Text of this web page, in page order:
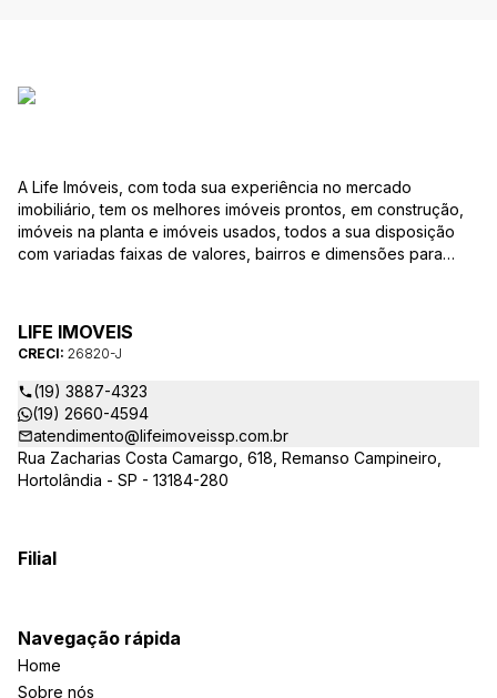
A Life Imóveis, com toda sua experiência no mercado
imobiliário, tem os melhores imóveis prontos, em construção,
imóveis na planta e imóveis usados, todos a sua disposição
com variadas faixas de valores, bairros e dimensões para
as suas dúvidas sobre casas, apartamentos, terrenos, salas
comerciais e outros produtos imobiliários.
LIFE IMOVEIS
CRECI: 26820-J
(19) 3887-4323
(19) 2660-4594
atendimento@lifeimoveissp.com.br
Rua Zacharias Costa Camargo, 618, Remanso Campineiro,
Hortolândia - SP - 13184-280
Filial
Navegação rápida
Home
Sobre nós